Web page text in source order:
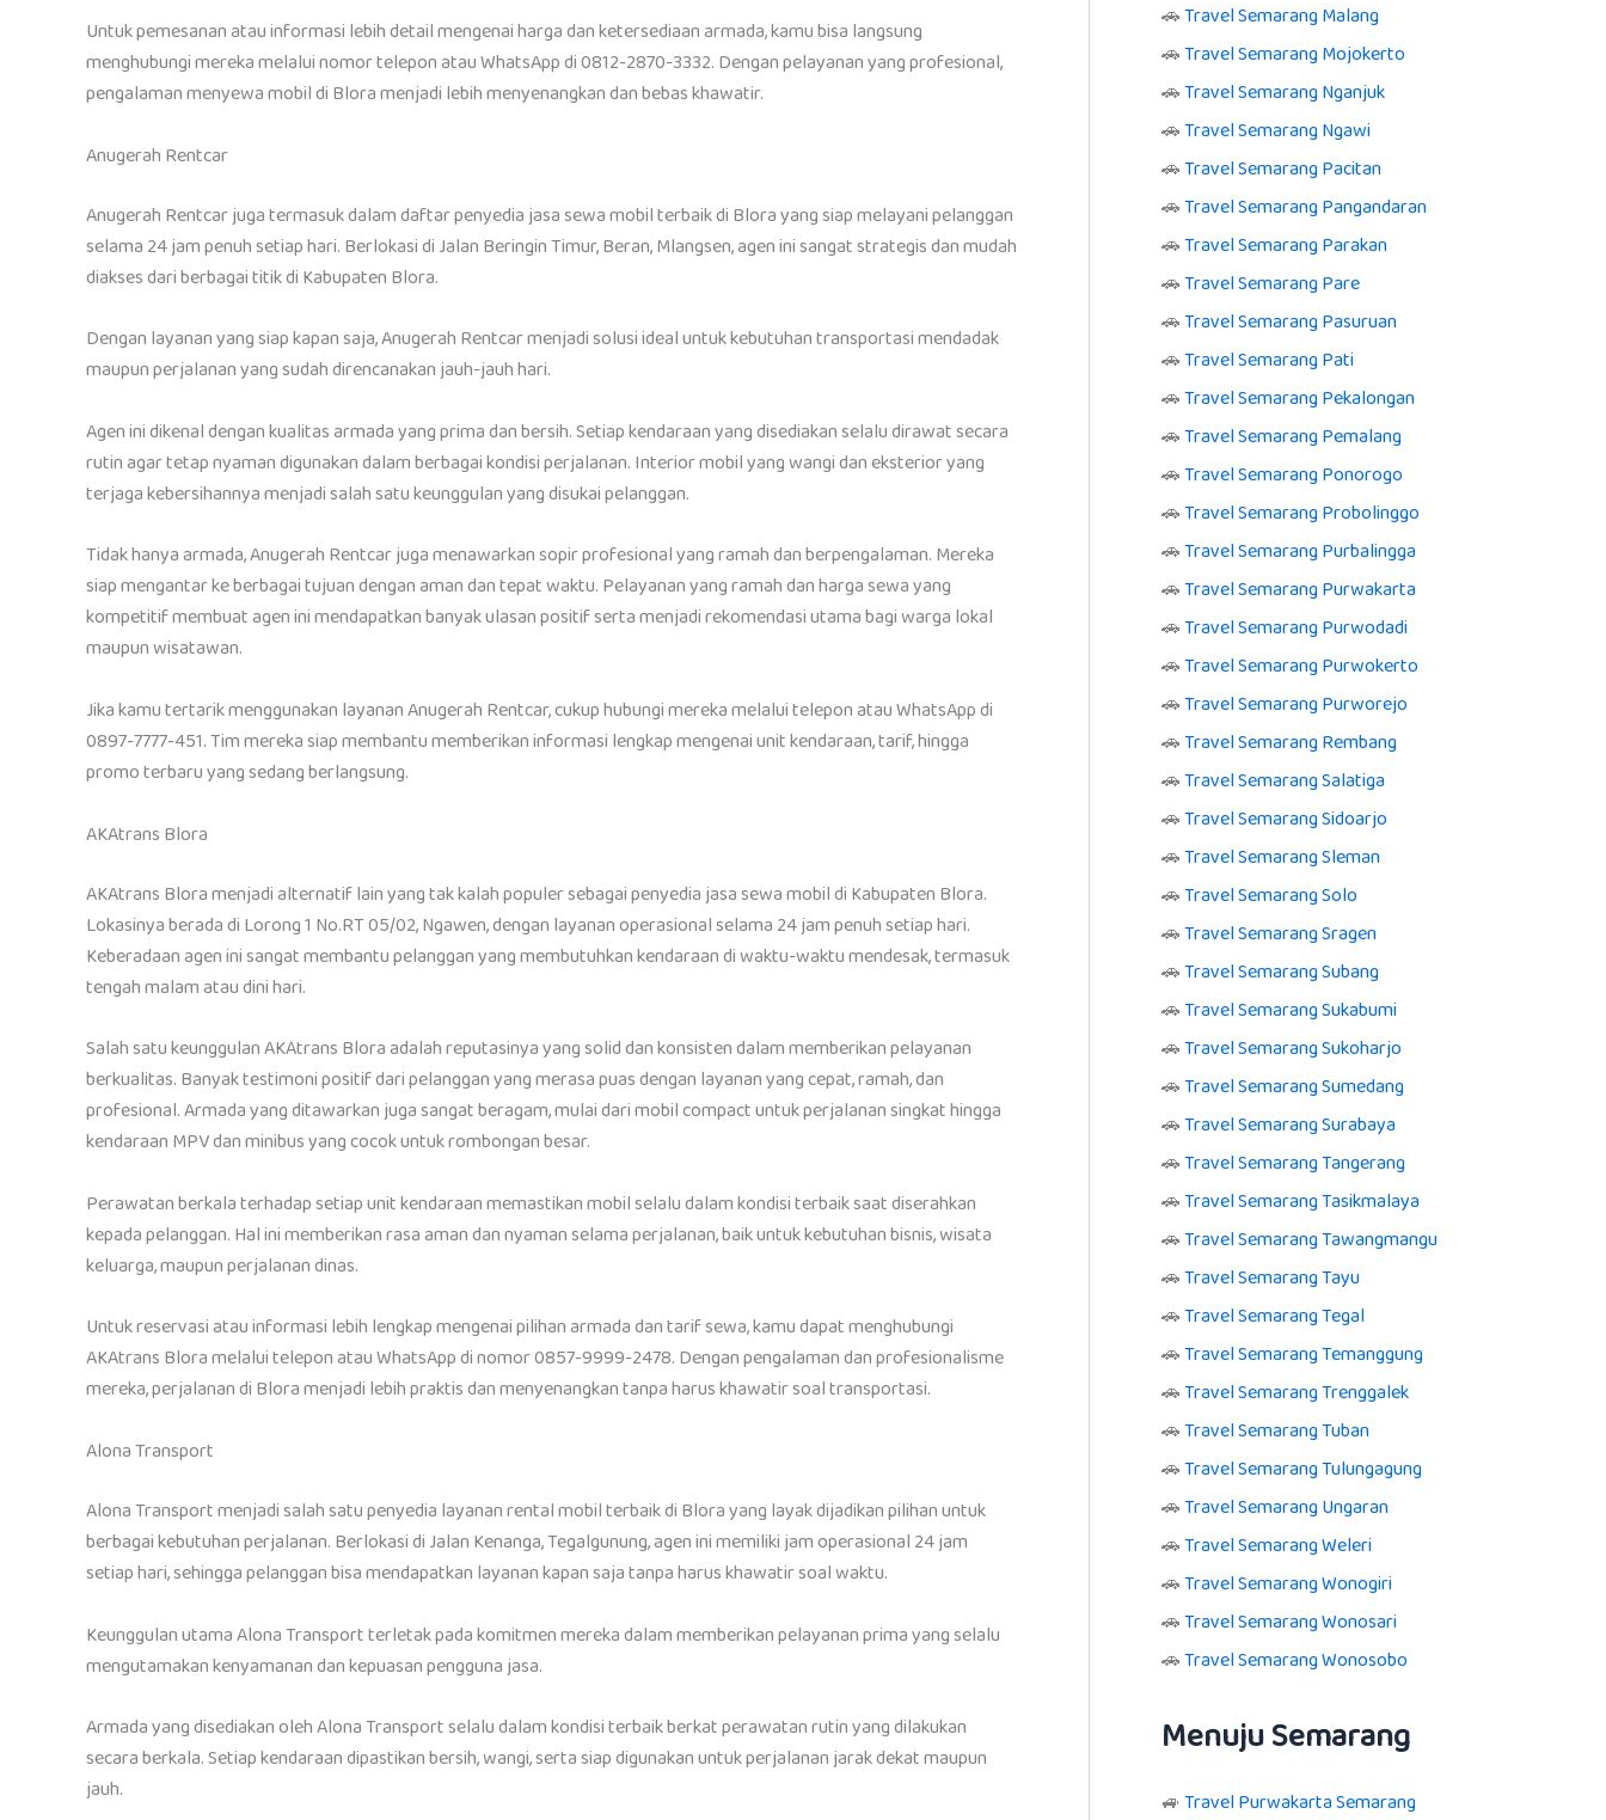
Untuk pemesanan atau informasi lebih detail mengenai harga dan ketersediaan armada, kamu bisa langsung
menghubungi mereka melalui nomor telepon atau WhatsApp di 0812-2870-3332. Dengan pelayanan yang profesional,
pengalaman menyewa mobil di Blora menjadi lebih menyenangkan dan bebas khawatir.
Anugerah Rentcar
Anugerah Rentcar juga termasuk dalam daftar penyedia jasa sewa mobil terbaik di Blora yang siap melayani pelanggan
selama 24 jam penuh setiap hari. Berlokasi di Jalan Beringin Timur, Beran, Mlangsen, agen ini sangat strategis dan mudah
diakses dari berbagai titik di Kabupaten Blora.
Dengan layanan yang siap kapan saja, Anugerah Rentcar menjadi solusi ideal untuk kebutuhan transportasi mendadak
maupun perjalanan yang sudah direncanakan jauh-jauh hari.
Agen ini dikenal dengan kualitas armada yang prima dan bersih. Setiap kendaraan yang disediakan selalu dirawat secara
rutin agar tetap nyaman digunakan dalam berbagai kondisi perjalanan. Interior mobil yang wangi dan eksterior yang
terjaga kebersihannya menjadi salah satu keunggulan yang disukai pelanggan.
Tidak hanya armada, Anugerah Rentcar juga menawarkan sopir profesional yang ramah dan berpengalaman. Mereka
siap mengantar ke berbagai tujuan dengan aman dan tepat waktu. Pelayanan yang ramah dan harga sewa yang
kompetitif membuat agen ini mendapatkan banyak ulasan positif serta menjadi rekomendasi utama bagi warga lokal
maupun wisatawan.
Jika kamu tertarik menggunakan layanan Anugerah Rentcar, cukup hubungi mereka melalui telepon atau WhatsApp di
0897-7777-451. Tim mereka siap membantu memberikan informasi lengkap mengenai unit kendaraan, tarif, hingga
promo terbaru yang sedang berlangsung.
AKAtrans Blora
AKAtrans Blora menjadi alternatif lain yang tak kalah populer sebagai penyedia jasa sewa mobil di Kabupaten Blora.
Lokasinya berada di Lorong 1 No.RT 05/02, Ngawen, dengan layanan operasional selama 24 jam penuh setiap hari.
Keberadaan agen ini sangat membantu pelanggan yang membutuhkan kendaraan di waktu-waktu mendesak, termasuk
tengah malam atau dini hari.
Salah satu keunggulan AKAtrans Blora adalah reputasinya yang solid dan konsisten dalam memberikan pelayanan
berkualitas. Banyak testimoni positif dari pelanggan yang merasa puas dengan layanan yang cepat, ramah, dan
profesional. Armada yang ditawarkan juga sangat beragam, mulai dari mobil compact untuk perjalanan singkat hingga
kendaraan MPV dan minibus yang cocok untuk rombongan besar.
Perawatan berkala terhadap setiap unit kendaraan memastikan mobil selalu dalam kondisi terbaik saat diserahkan
kepada pelanggan. Hal ini memberikan rasa aman dan nyaman selama perjalanan, baik untuk kebutuhan bisnis, wisata
keluarga, maupun perjalanan dinas.
Untuk reservasi atau informasi lebih lengkap mengenai pilihan armada dan tarif sewa, kamu dapat menghubungi
AKAtrans Blora melalui telepon atau WhatsApp di nomor 0857-9999-2478. Dengan pengalaman dan profesionalisme
mereka, perjalanan di Blora menjadi lebih praktis dan menyenangkan tanpa harus khawatir soal transportasi.
Alona Transport
Alona Transport menjadi salah satu penyedia layanan rental mobil terbaik di Blora yang layak dijadikan pilihan untuk
berbagai kebutuhan perjalanan. Berlokasi di Jalan Kenanga, Tegalgunung, agen ini memiliki jam operasional 24 jam
setiap hari, sehingga pelanggan bisa mendapatkan layanan kapan saja tanpa harus khawatir soal waktu.
Keunggulan utama Alona Transport terletak pada komitmen mereka dalam memberikan pelayanan prima yang selalu
mengutamakan kenyamanan dan kepuasan pengguna jasa.
Armada yang disediakan oleh Alona Transport selalu dalam kondisi terbaik berkat perawatan rutin yang dilakukan
secara berkala. Setiap kendaraan dipastikan bersih, wangi, serta siap digunakan untuk perjalanan jarak dekat maupun
jauh.
🚗Travel Semarang Malang
🚗Travel Semarang Mojokerto
🚗Travel Semarang Nganjuk
🚗Travel Semarang Ngawi
🚗Travel Semarang Pacitan
🚗Travel Semarang Pangandaran
🚗Travel Semarang Parakan
🚗Travel Semarang Pare
🚗Travel Semarang Pasuruan
🚗Travel Semarang Pati
🚗Travel Semarang Pekalongan
🚗Travel Semarang Pemalang
🚗Travel Semarang Ponorogo
🚗Travel Semarang Probolinggo
🚗Travel Semarang Purbalingga
🚗Travel Semarang Purwakarta
🚗Travel Semarang Purwodadi
🚗Travel Semarang Purwokerto
🚗Travel Semarang Purworejo
🚗Travel Semarang Rembang
🚗Travel Semarang Salatiga
🚗Travel Semarang Sidoarjo
🚗Travel Semarang Sleman
🚗Travel Semarang Solo
🚗Travel Semarang Sragen
🚗Travel Semarang Subang
🚗Travel Semarang Sukabumi
🚗Travel Semarang Sukoharjo
🚗Travel Semarang Sumedang
🚗Travel Semarang Surabaya
🚗Travel Semarang Tangerang
🚗Travel Semarang Tasikmalaya
🚗Travel Semarang Tawangmangu
🚗Travel Semarang Tayu
🚗Travel Semarang Tegal
🚗Travel Semarang Temanggung
🚗Travel Semarang Trenggalek
🚗Travel Semarang Tuban
🚗Travel Semarang Tulungagung
🚗Travel Semarang Ungaran
🚗Travel Semarang Weleri
🚗Travel Semarang Wonogiri
🚗Travel Semarang Wonosari
🚗Travel Semarang Wonosobo
Menuju Semarang
🚙 Travel Purwakarta Semarang